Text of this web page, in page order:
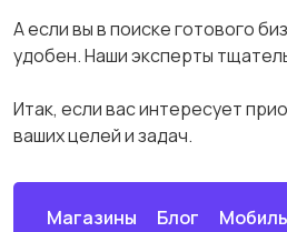
А если вы в поиске готового
удобен. Наши эксперты
Итак, если вас интересует
ваших целей и задач.
Магазины Блог